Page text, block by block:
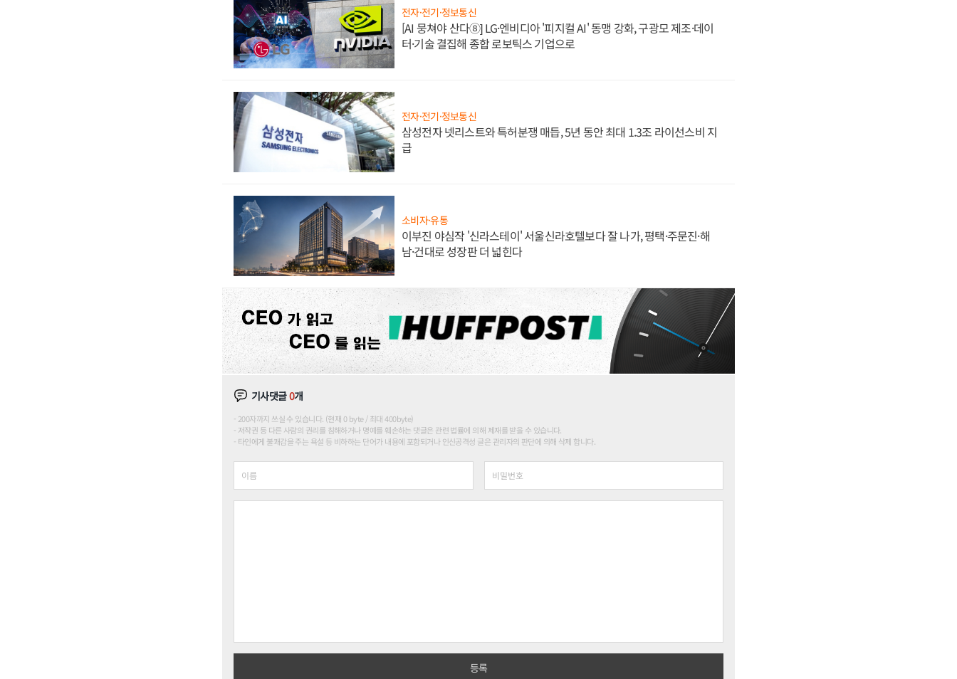
전자·전기·정보통신
[AI 뭉쳐야 산다⑧] LG·엔비디아 '피지컬 AI' 동맹 강화, 구광모 제조·데이
터·기술 결집해 종합 로보틱스 기업으로
전자·전기·정보통신
삼성전자 넷리스트와 특허분쟁 매듭, 5년 동안 최대 1.3조 라이선스비 지
급
소비자·유통
이부진 야심작 '신라스테이' 서울신라호텔보다 잘 나가, 평택·주문진·해
남·건대로 성장판 더 넓힌다
기사댓글0개
200자까지 쓰실 수 있습니다. (현재 0 byte / 최대 400byte)
저작권 등 다른 사람의 권리를 침해하거나 명예를 훼손하는 댓글은 관련 법률에 의해 제재를 받을 수 있습니다.
타인에게 불쾌감을 주는 욕설 등 비하하는 단어가 내용에 포함되거나 인신공격성 글은 관리자의 판단에 의해 삭제 합니다.